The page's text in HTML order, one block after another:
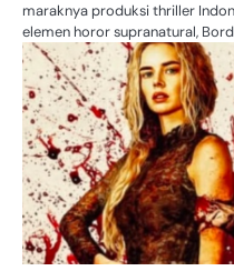
maraknya produksi thriller
elemen horor supranatural,